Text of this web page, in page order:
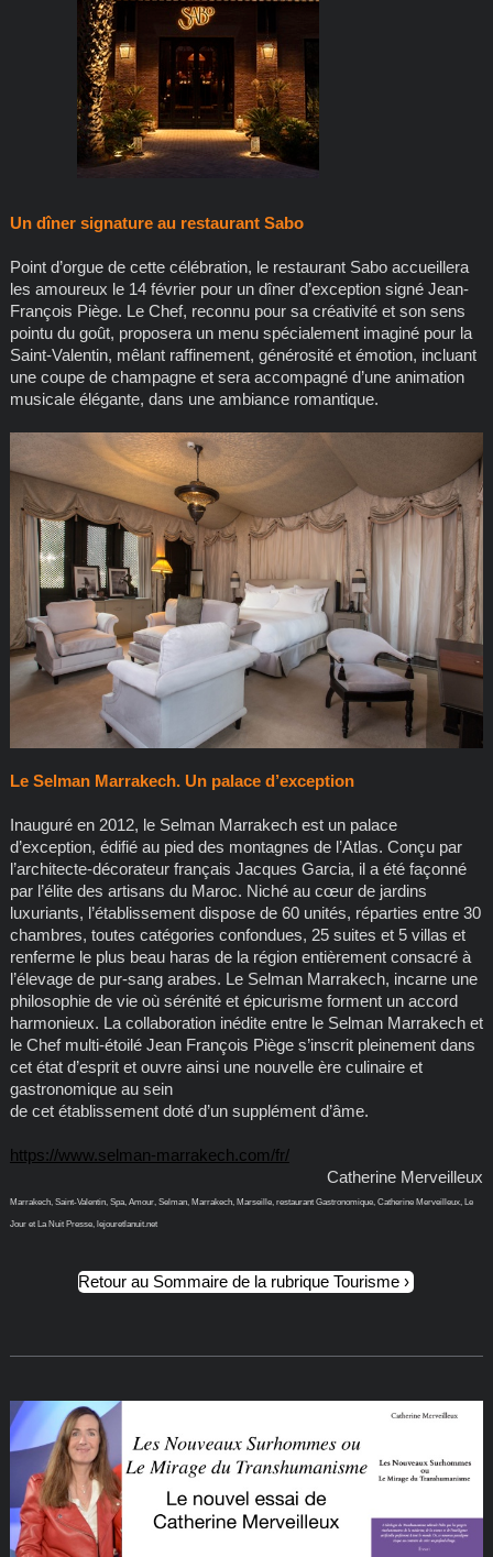
Un dîner signature au restaurant Sabo
Point d’orgue de cette célébration, le restaurant Sabo accueillera
les amoureux le 14 février pour un dîner d’exception signé Jean-
François Piège. Le Chef, reconnu pour sa créativité et son sens
pointu du goût, proposera un menu spécialement imaginé pour la
Saint-Valentin, mêlant raffinement, générosité et émotion, incluant
une coupe de champagne et sera accompagné d’une animation
musicale élégante, dans une ambiance romantique.
Le Selman Marrakech. Un palace d’exception
Inauguré en 2012, le Selman Marrakech est un palace
d’exception, édifié au pied des montagnes de l’Atlas. Conçu par
l’architecte-décorateur français Jacques Garcia, il a été façonné
par l’élite des artisans du Maroc. Niché au cœur de jardins
luxuriants, l’établissement dispose de 60 unités, réparties entre 30
chambres, toutes catégories confondues, 25 suites et 5 villas et
renferme le plus beau haras de la région entièrement consacré à
l’élevage de pur-sang arabes. Le Selman Marrakech, incarne une
philosophie de vie où sérénité et épicurisme forment un accord
harmonieux. La collaboration inédite entre le Selman Marrakech et
le Chef multi-étoilé Jean François Piège s’inscrit pleinement dans
cet état d’esprit et ouvre ainsi une nouvelle ère culinaire et
gastronomique au sein
de cet établissement doté d’un supplément d’âme.
https://www.selman-marrakech.com/fr/
Catherine Merveilleux
Marrakech, Saint-Valentin, Spa, Amour, Selman, Marrakech, Marseille, restaurant Gastronomique, Catherine Merveilleux, Le
Jour et La Nuit Presse, lejouretlanuit.net
Retour au Sommaire de la rubrique Tourisme